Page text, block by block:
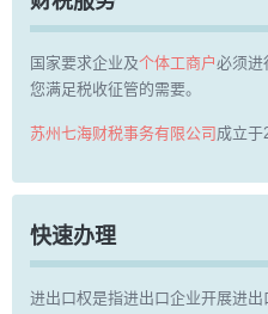
国家要求企业及个体工商户必须进
您满足税收征管的需要。
苏州七海财税事务有限公司 成立于
快速办理
进出口权是指进出口企业开展进